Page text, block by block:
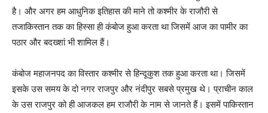
है। और अगर हम आ‍धुनिक इतिहास की माने तो कश्मीर के राजौरी से
तजाकिस्तान तक का हिस्सा ही कंबोज हुआ करता था जिसमें आज का पामीर का
पठार और बदख्शां भी शामिल हैं।
कंबोज महाजनपद का विस्तार कश्मीर से हिन्दूकुश तक हुआ करता था। जिसमें
इसके उस समय के दो नगर राजपुर और नंदीपुर सबसे प्रमुख थे। प्राचीन काल
के उस राजपुर को ही आजकल हम राजौरी के नाम से जानते हैं। इसमें पाकिस्तान